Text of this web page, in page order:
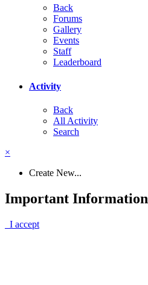
Back
Forums
Gallery
Events
Staff
Leaderboard
Activity
Back
All Activity
Search
×
Create New...
Important Information
I accept